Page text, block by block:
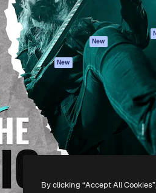
Texto para voz
Conteúdo de stock
MCP para
Claude/ChatGPT
New
Agentes New
API
App móvel
Todas as
ferramentas
Política de
Originais
Política
Central de
Afiliados
Empresas
Todos os direitos reservados.
By clicking “Accept All